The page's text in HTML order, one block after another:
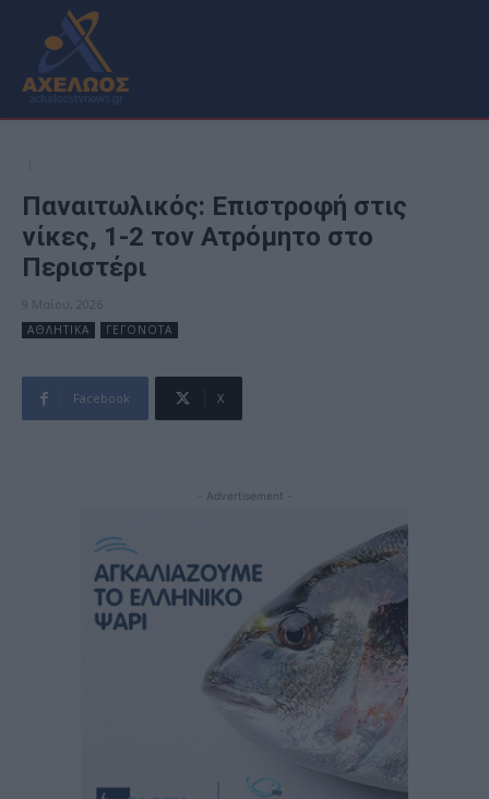
Παναιτωλικός: Επιστροφή στις
νίκες, 1-2 τον Ατρόμητο στο
Περιστέρι
9 Μαΐου, 2026
ΑΘΛΗΤΙΚΑ ΓΕΓΟΝΟΤΑ
Facebook X
- Advertisement -